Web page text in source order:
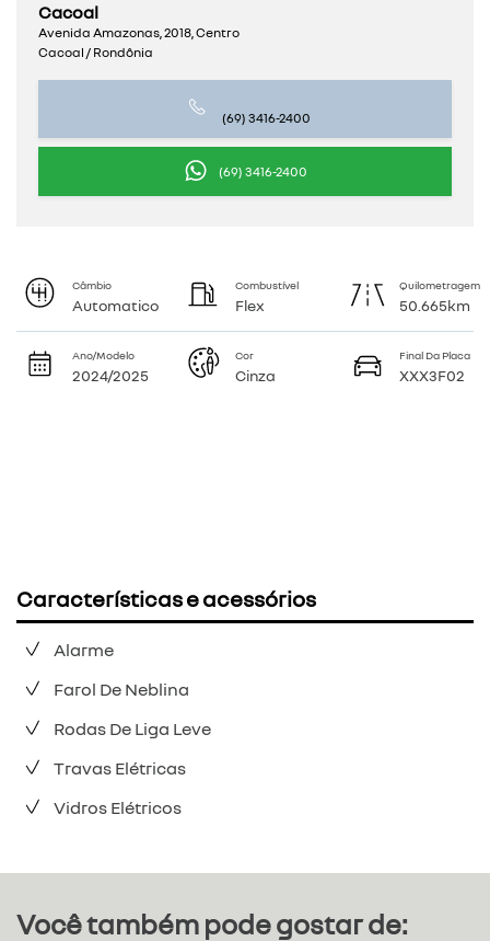
Cacoal
Avenida Amazonas, 2018, Centro
Cacoal / Rondônia
(69) 3416-2400
(69) 3416-2400
Câmbio
Automatico
Combustível
Flex
Quilometragem
50.665km
Ano/Modelo
2024/2025
Cor
Cinza
Final Da Placa
XXX3F02
Características e acessórios
Alarme
Farol De Neblina
Rodas De Liga Leve
Travas Elétricas
Vidros Elétricos
Você também pode gostar de: